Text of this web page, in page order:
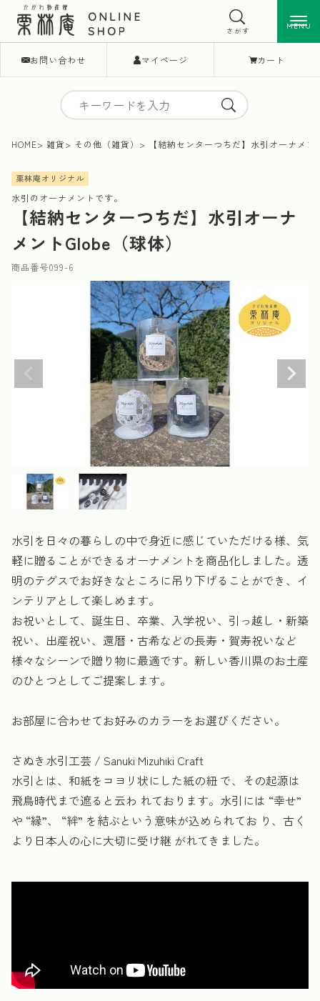
お問い合わせ マイページ カート
MENU
さがす MENU
HOME 雑貨 その他（雑貨） 【結納センターつちだ】水引オーナメ
栗林庵オリジナル
水引のオーナメントです。
【結納センターつちだ】水引オーナ
メントGlobe（球体）
商品番号099-6
水引を日々の暮らしの中で身近に感じていただける様、気
軽に贈ることができるオーナメントを商品化しました。透
明のテグスでお好きなところに吊り下げることができ、イ
ンテリアとして楽しめます。
お祝いとして、誕生日、卒業、入学祝い、引っ越し・新築
祝い、出産祝い、還暦・古希などの長寿・賀寿祝いなど
様々なシーンで贈り物に最適です。新しい香川県のお土産
のひとつとしてご提案します。
お部屋に合わせてお好みのカラーをお選びください。
さぬき水引工芸 / Sanuki Mizuhiki Craft
水引とは、和紙をコヨリ状にした紙の紐 で、その起源は
飛鳥時代まで遮ると云わ れております。水引には “幸せ”
や “縁”、 “絆” を結ぶという意味が込められてお り、古く
より日本人の心に大切に受け継 がれてきました。